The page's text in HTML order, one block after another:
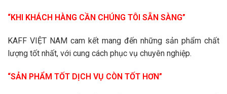
“KHI KHÁCH HÀNG CẦN CHÚNG TÔI SẴN SÀNG”
KAFF VIỆT NAM cam kết mang đến những sản phẩm chất
lượng tốt nhất, với cung cách phục vụ chuyên nghiệp.
“SẢN PHẨM TỐT DỊCH VỤ CÒN TỐT HƠN”